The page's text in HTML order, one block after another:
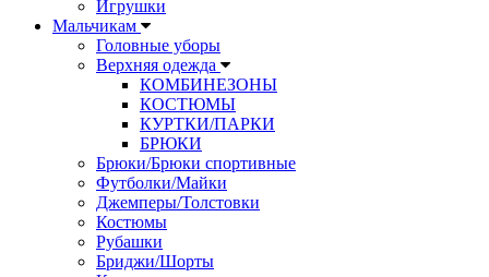
Игрушки
Мальчикам
Головные уборы
Верхняя одежда
КОМБИНЕЗОНЫ
КОСТЮМЫ
КУРТКИ/ПАРКИ
БРЮКИ
Брюки/Брюки спортивные
Футболки/Майки
Джемперы/Толстовки
Костюмы
Рубашки
Бриджи/Шорты